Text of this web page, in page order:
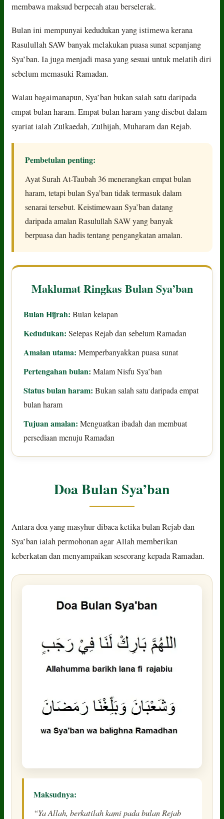
membawa maksud berpecah atau berselerak.
Bulan ini mempunyai kedudukan yang istimewa kerana
Rasulullah SAW banyak melakukan puasa sunat sepanjang
Sya’ban. Ia juga menjadi masa yang sesuai untuk melatih diri
sebelum memasuki Ramadan.
Walau bagaimanapun, Sya’ban bukan salah satu daripada
empat bulan haram. Empat bulan haram yang disebut dalam
syariat ialah Zulkaedah, Zulhijah, Muharam dan Rejab.
Pembetulan penting:
Ayat Surah At-Taubah 36 menerangkan empat bulan
haram, tetapi bulan Sya’ban tidak termasuk dalam
senarai tersebut. Keistimewaan Sya’ban datang
daripada amalan Rasulullah SAW yang banyak
berpuasa dan hadis tentang pengangkatan amalan.
Maklumat Ringkas Bulan Sya’ban
Bulan Hijrah: Bulan kelapan
Kedudukan: Selepas Rejab dan sebelum Ramadan
Amalan utama: Memperbanyakkan puasa sunat
Pertengahan bulan: Malam Nisfu Sya’ban
Status bulan haram: Bukan salah satu daripada empat
bulan haram
Tujuan amalan: Menguatkan ibadah dan membuat
persediaan menuju Ramadan
Doa Bulan Sya’ban
Antara doa yang masyhur dibaca ketika bulan Rejab dan
Sya’ban ialah permohonan agar Allah memberikan
keberkatan dan menyampaikan seseorang kepada Ramadan.
Maksudnya:
“Ya Allah, berkatilah kami pada bulan Rejab